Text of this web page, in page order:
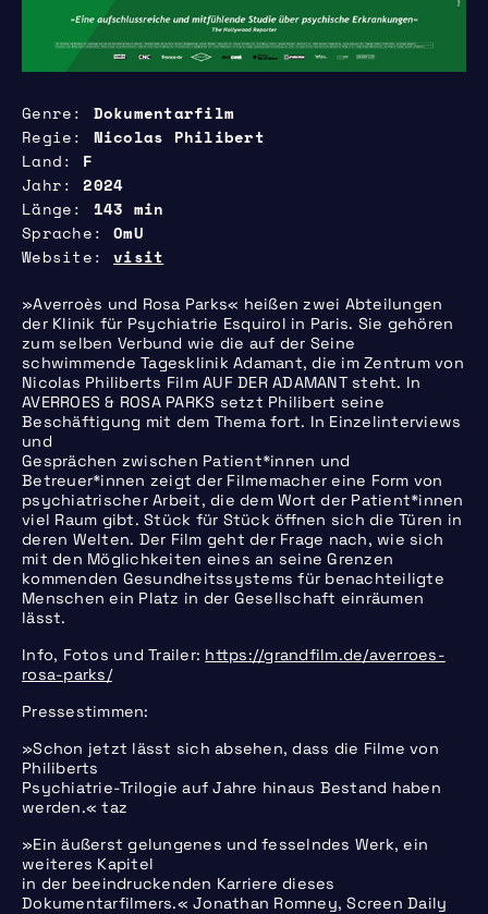
Genre
Dokumentarfilm
Regie
Nicolas Philibert
Land
F
Jahr
2024
Länge
143 min
Sprache
OmU
Website
visit
»Averroès und Rosa Parks« heißen zwei Abteilungen
der Klinik für Psychiatrie Esquirol in Paris. Sie gehören
zum selben Verbund wie die auf der Seine
schwimmende Tagesklinik Adamant, die im Zentrum von
Nicolas Philiberts Film AUF DER ADAMANT steht. In
AVERROES & ROSA PARKS setzt Philibert seine
Beschäftigung mit dem Thema fort. In Einzelinterviews
und
Gesprächen zwischen Patient*innen und
Betreuer*innen zeigt der Filmemacher eine Form von
psychiatrischer Arbeit, die dem Wort der Patient*innen
viel Raum gibt. Stück für Stück öffnen sich die Türen in
deren Welten. Der Film geht der Frage nach, wie sich
mit den Möglichkeiten eines an seine Grenzen
kommenden Gesundheitssystems für benachteiligte
Menschen ein Platz in der Gesellschaft einräumen
lässt.
Info, Fotos und Trailer: https://grandfilm.de/averroes-
rosa-parks/
Pressestimmen:
»Schon jetzt lässt sich absehen, dass die Filme von
Philiberts
Psychiatrie-Trilogie auf Jahre hinaus Bestand haben
werden.« taz
»Ein äußerst gelungenes und fesselndes Werk, ein
weiteres Kapitel
in der beeindruckenden Karriere dieses
Dokumentarfilmers.« Jonathan Romney, Screen Daily